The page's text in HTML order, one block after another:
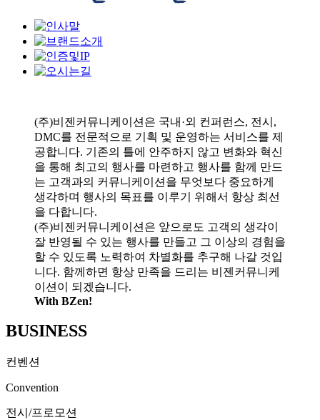
(주)비젠커뮤니케이션은 국내·외 컨퍼런스, 전시,
DMC를 전문적으로 기획 및 운영하는 서비스를 제
공합니다. 기존의 틀에 안주하지 않고 변화와 혁신
을 통해 최고의 행사를 마련하고 행사를 함께 만드
는 고객과의 커뮤니케이션을 무엇보다 중요하게
생각하며 행사의 목표를 이루기 위해서 항상 최선
을 다합니다.
(주)비젠커뮤니케이션은 앞으로도 고객의 생각이
잘 반영될 수 있는 행사를 만들고 그 이상의 경험을
할 수 있도록 노력하여 차별화를 추구해 나갈 것입
니다. 함께하면 항상 만족을 드리는 비젠커뮤니케
이션이 되겠습니다.
With BZen!
BUSINESS
컨벤션
Convention
전시/프로모션